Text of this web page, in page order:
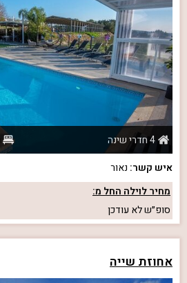
4 חדרי שינה
איש קשר: נאור
מחיר לוילה החל מ:
סופ״שלא עודכן
אחוזת שייה